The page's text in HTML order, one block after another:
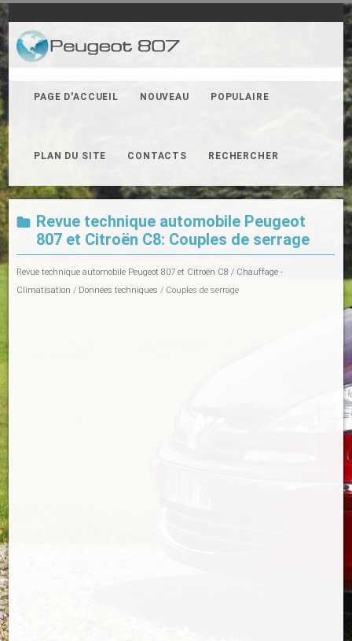
PAGE D'ACCUEIL NOUVEAU POPULAIRE
PLAN DU SITE CONTACTS RECHERCHER
Revue technique automobile Peugeot
807 et Citroën C8: Couples de serrage
Revue technique automobile Peugeot 807 et Citroën C8 / Chauffage -
Climatisation / Données techniques / Couples de serrage